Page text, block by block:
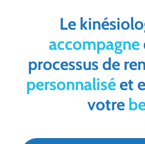
Le
accompagne
processus de
personnaliséet
votre